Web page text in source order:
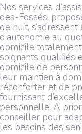
Nos services
des-Fossés,
de nuit,
d’autonomie au
domicile
soignants qualifiés
domicile de
leur maintien à
réconforter et de
fournissant
personnelle. A
conseiller pour
les besoins des